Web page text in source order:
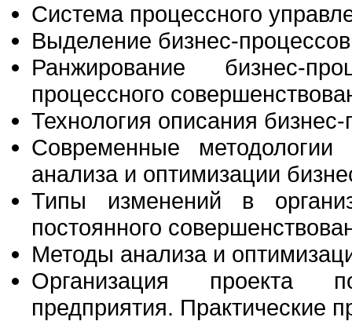
Система процессного
Выделение бизнес-процессов
Ранжирование бизнес-
процессного
Технология описания
Современные
анализа и оптимизации
Типы изменений в
постоянного
Методы анализа и
Организация проекта
предприятия. Практические